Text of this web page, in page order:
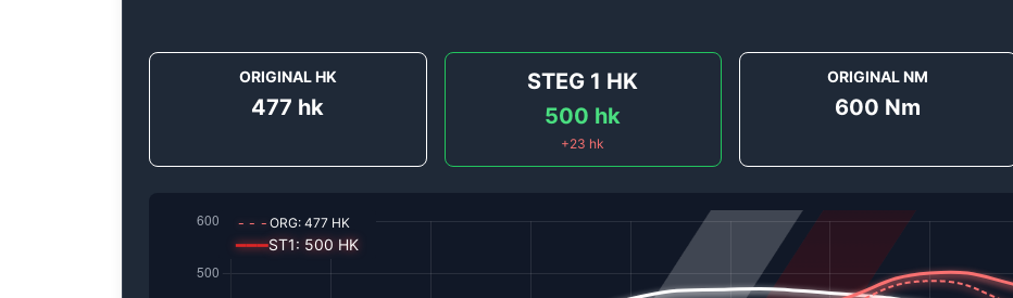
ORIGINAL HK
477 hk
STEG 1 HK
500 hk
+23 hk
ORIGINAL NM
600 Nm
---ORG:477 HK
━━━ST1: 500 HK